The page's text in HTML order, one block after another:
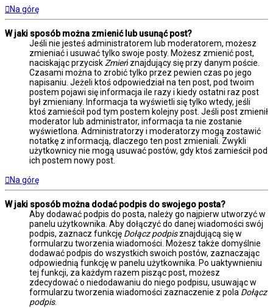
Na górę
W jaki sposób można zmienić lub usunąć post?
Jeśli nie jesteś administratorem lub moderatorem, możesz
zmieniać i usuwać tylko swoje posty. Możesz zmienić post,
naciskając przyciskZmieńznajdujący się przy danym poście.
Czasami można to zrobić tylko przez pewien czas po jego
napisaniu. Jeżeli ktoś odpowiedział na ten post, pod twoim
postem pojawi się informacja ile razy i kiedy ostatni raz post
był zmieniany. Informacja ta wyświetli się tylko wtedy, jeśli
ktoś zamieścił pod tym postem kolejny post. Jeśli post zmienił
moderator lub administrator, informacja ta nie zostanie
wyświetlona. Administratorzy i moderatorzy mogą zostawić
notatkę z informacją, dlaczego ten post zmieniali. Zwykli
użytkownicy nie mogą usuwać postów, gdy ktoś zamieścił pod
ich postem nowy post.
Na górę
W jaki sposób można dodać podpis do swojego posta?
Aby dodawać podpis do posta, należy go najpierw utworzyć w
panelu użytkownika. Aby dołączyć do danej wiadomości swój
podpis, zaznacz funkcję Dołącz podpisznajdującą się w
formularzu tworzenia wiadomości. Możesz także domyślnie
dodawać podpis do wszystkich swoich postów, zaznaczając
odpowiednią funkcję w panelu użytkownika. Po uaktywnieniu
tej funkcji, za każdym razem pisząc post, możesz
zdecydować o niedodawaniu do niego podpisu, usuwając w
formularzu tworzenia wiadomości zaznaczenie z pola Dołącz
podpis.